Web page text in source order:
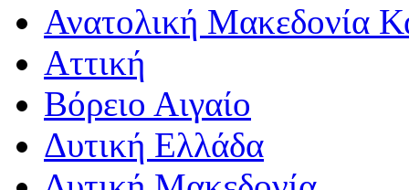
Ανατολική Μακεδονία
Αττική
Βόρειο Αιγαίο
Δυτική Ελλάδα